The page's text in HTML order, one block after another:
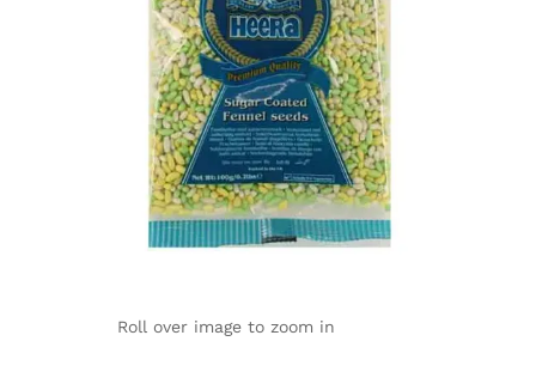
Roll over image to zoom in